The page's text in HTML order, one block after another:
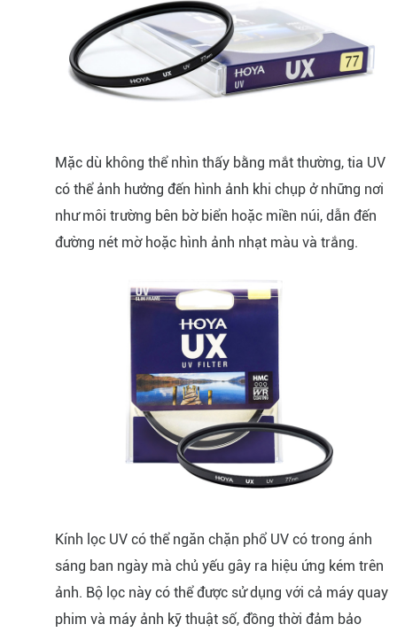
Mặc dù không thể nhìn thấy bằng mắt thường, tia UV
có thể ảnh hưởng đến hình ảnh khi chụp ở những nơi
như môi trường bên bờ biển hoặc miền núi, dẫn đến
đường nét mờ hoặc hình ảnh nhạt màu và trắng.
Kính lọc UV có thể ngăn chặn phổ UV có trong ánh
sáng ban ngày mà chủ yếu gây ra hiệu ứng kém trên
ảnh. Bộ lọc này có thể được sử dụng với cả máy quay
phim và máy ảnh kỹ thuật số, đồng thời đảm bảo